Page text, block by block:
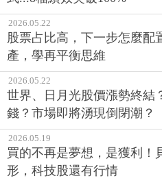
2026.05.22
股票占比高，下一步怎麼配
產，學再平衡思維
2026.05.22
世界、日月光股價漲勢終結
錢？市場即將湧現倒閉潮？
2026.05.19
買的不再是夢想，是獲利！
形，科技股還有行情